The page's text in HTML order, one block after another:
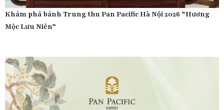
Khám phá bánh Trung thu Pan Pacific Hà Nội 2026 “Hương
Mộc Lưu Niên”